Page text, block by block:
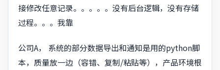
接修改任意记录。。。。。没有后台逻辑，没有存储
过程。。。我靠
公司A， 系统的部分数据导出和通知是用的python脚
本，质量放一边（容错、复制/粘贴等），产品环境根